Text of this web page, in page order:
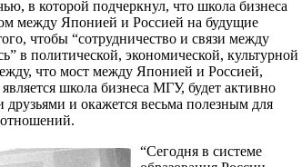
в которой подчеркнул, что школа бизнеса
между Японией и Россией на будущие
чтобы “сотрудничество и связи между
в политической, экономической, культурной
что мост между Японией и Россией,
школа бизнеса МГУ, будет активно
и окажется весьма полезным для
“Сегодня в системе